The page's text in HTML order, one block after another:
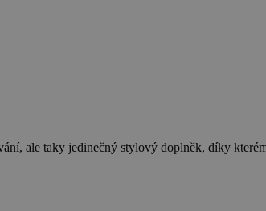
ale taky jedinečný stylový doplněk, díky